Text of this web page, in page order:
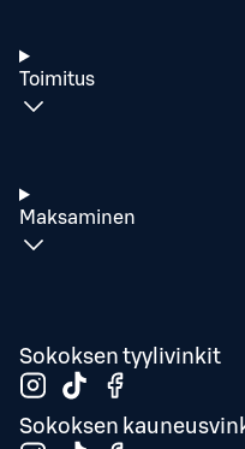
Toimitus
Maksaminen
Sokoksen tyylivinkit
Sokoksen